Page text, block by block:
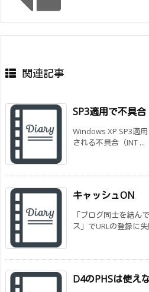
関連記事
SP3適用で不具合
Windows XP SP3適
される不具合（INT ...
キャッシュON
「ブログ同士を結ん
ス」でURLの登録に
D4のPHSは使え